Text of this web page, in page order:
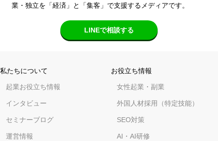
業・独立を「経済」と「集客」で支援するメディアです。
LINEで相談する
私たちについて
起業お役立ち情報
インタビュー
セミナーブログ
運営情報
お役立ち情報
女性起業・副業
外国人材採用（特定技能）
SEO対策
AI・AI研修